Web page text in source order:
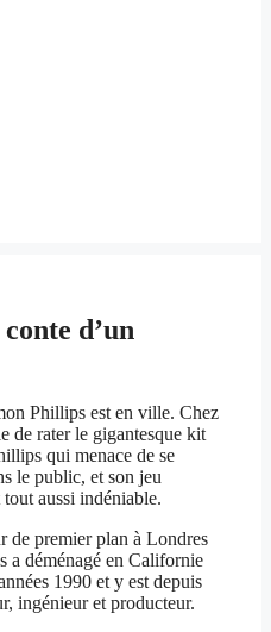
d’un
Phillips est en ville. Chez
de rater le gigantesque kit
qui menace de se
le public, et son jeu
aussi indéniable.
de premier plan à Londres
a déménagé en Californie
1990 et y est depuis
ingénieur et producteur.